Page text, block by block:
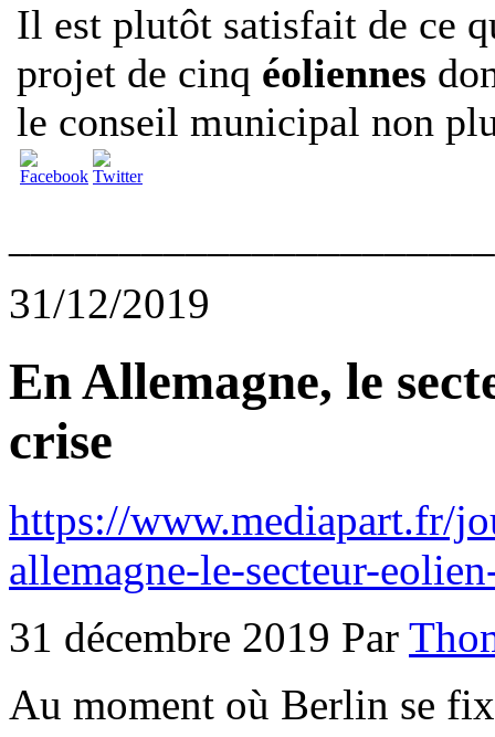
Il est plutôt satisfait de ce
projet de cinq éoliennes
le conseil municipal non
31/12/2019
En Allemagne, le
crise
https://www.mediapart.fr/
allemagne-le-secteur-
31 décembre 2019 Par
Au moment où Berlin se